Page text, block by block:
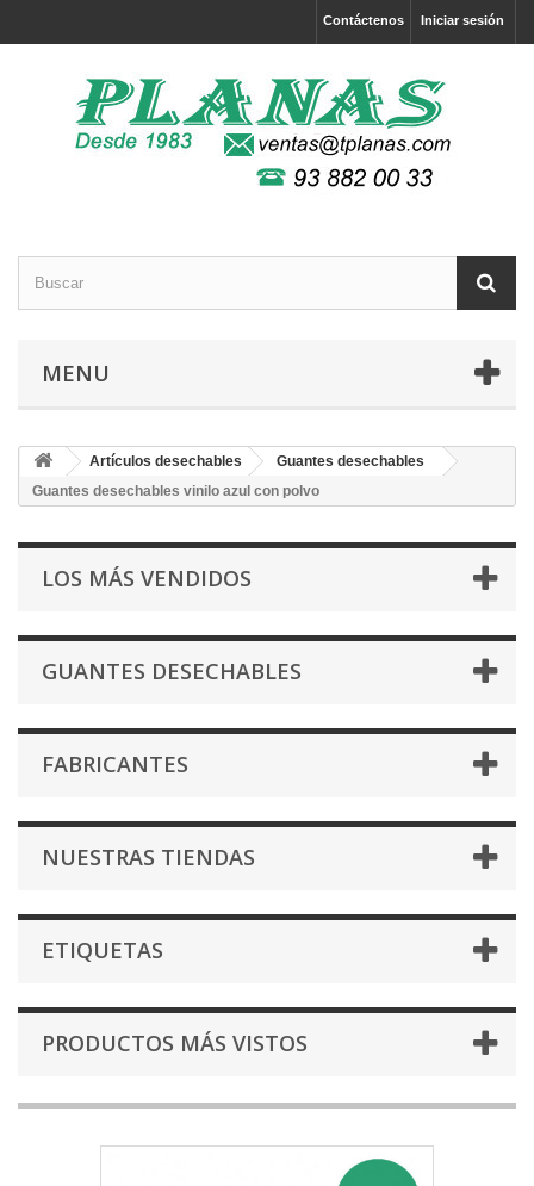
Iniciar sesión
Contáctenos
MENU
Artículos desechables
Guantes desechables
Guantes desechables vinilo azul con polvo
LOS MÁS VENDIDOS
GUANTES DESECHABLES
FABRICANTES
NUESTRAS TIENDAS
ETIQUETAS
PRODUCTOS MÁS VISTOS